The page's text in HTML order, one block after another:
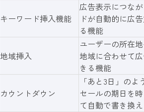
キーワード挿入機能
広告表示につな
ドが自動的に広
る機能
地域挿入
ユーザーの所在
地域に合わせて
きる機能
カウントダウン
「あと3日」の
セールの期日を
て自動で書き換